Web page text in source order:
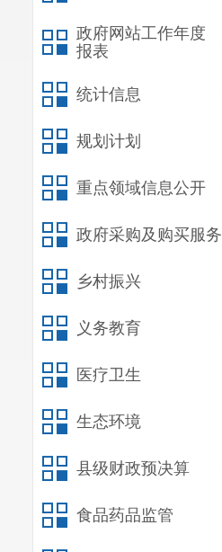
政府网站工作年度
报表
统计信息
规划计划
重点领域信息公开
政府采购及购买服务
乡村振兴
义务教育
医疗卫生
生态环境
县级财政预决算
食品药品监管